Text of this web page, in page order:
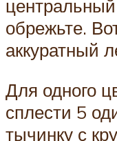
обрежьте.
аккуратный
Для одного
сплести 5
тычинку с